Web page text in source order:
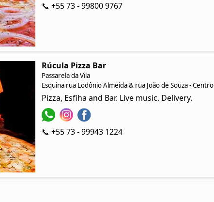
📞 +55 73 - 99800 9767
Rúcula Pizza Bar
Passarela da Vila
Esquina rua Lodônio Almeida & rua João de Souza - Centro
Pizza, Esfiha and Bar. Live music. Delivery.
📞 +55 73 - 99943 1224